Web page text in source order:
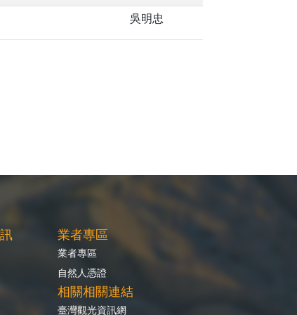
吳明忠
業者專區
業者專區
自然人憑證
相關相關連結
臺灣觀光資訊網